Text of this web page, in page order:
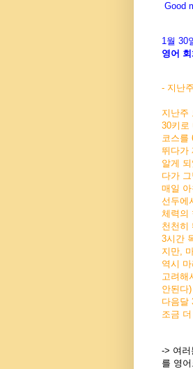
Good
1월 30
영어
- 지난
지난주
30키로
코스를
뛰다가
알게
다가
매일
선두에
체력의
천천히
3시간
지만,
역시
고려해
안된다
다음달
조금
-> 여러
를 영